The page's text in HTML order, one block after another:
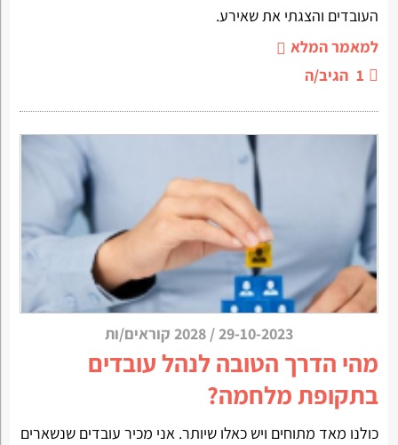
העובדים והצגתי את שאירע.
למאמר המלא
1 הגיב/ה
29-10-2023
/ 2028 קוראים/ות
מהי הדרך הטובה לנהל עובדים
בתקופת מלחמה?
כולנו מאד מתוחים ויש כאלו שיותר. אני מכיר עובדים שנשארים